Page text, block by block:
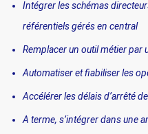
Intégrer les schémas
référentiels gérés en central
Remplacer un outil métier par
Automatiser et fiabiliser les
Accélérer les délais d’arrêté
A terme, s’intégrer dans une